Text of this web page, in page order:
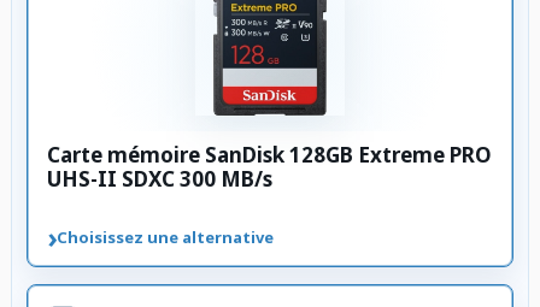
Carte mémoire SanDisk 128GB Extreme PRO
UHS-II SDXC 300 MB/s
›Choisissez une alternative